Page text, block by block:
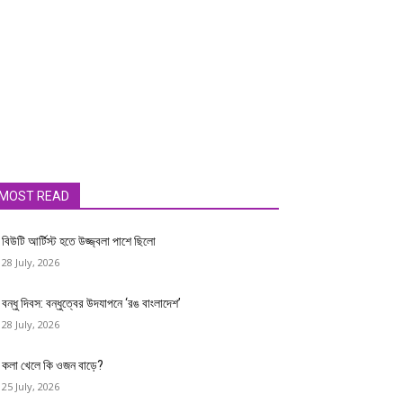
READ
বিউটি আর্টিস্ট হতে উজ্জ্বলা পাশে ছিলো
28 July, 2026
বন্ধু দিবস: বন্ধুত্বের উদযাপনে ‘রঙ বাংলাদেশ’
28 July, 2026
কলা খেলে কি ওজন বাড়ে?
25 July, 2026